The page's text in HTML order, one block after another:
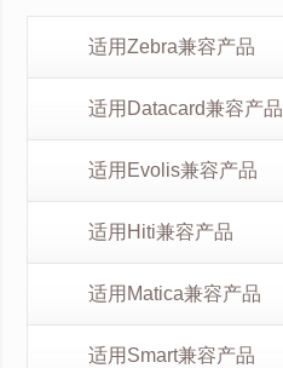
适用Zebra兼容产品
适用Datacard兼容产品
适用Evolis兼容产品
适用Hiti兼容产品
适用Matica兼容产品
适用Smart兼容产品